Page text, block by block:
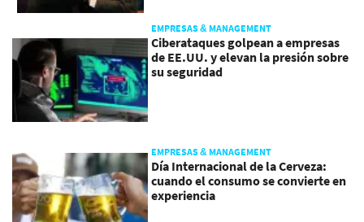
EMPRESAS & MANAGEMENT
Ciberataques golpean a empresas
de EE.UU. y elevan la presión sobre
su seguridad
EMPRESAS & MANAGEMENT
Día Internacional de la Cerveza:
cuando el consumo se convierte en
experiencia